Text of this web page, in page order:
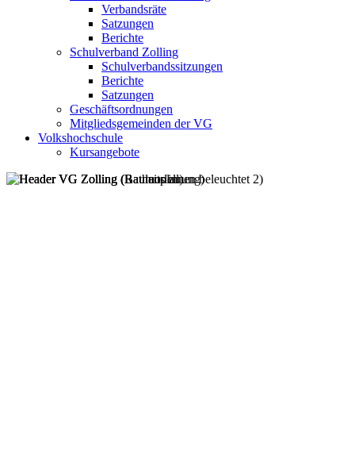
Verbandsräte
Satzungen
Berichte
Schulverband Zolling
Schulverbandssitzungen
Berichte
Satzungen
Geschäftsordnungen
Mitgliedsgemeinden der VG
Volkshochschule
Kursangebote